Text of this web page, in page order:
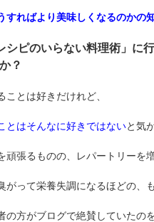
すればより美味しくなるのかの
シピのいらない料理術」に
？
ことは好きだけれど、
とはそんなに好きではないと気
頑張るものの、レパートリーを
がって栄養失調になるほどの、
の方がブログで絶賛していたの